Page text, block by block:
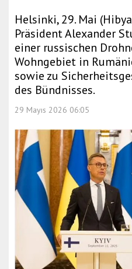
Helsinki, 29. Mai
Präsident Alexander
einer russischen
Wohngebiet in
sowie zu
des Bündnisses.
29 Mayıs 2026 06:05